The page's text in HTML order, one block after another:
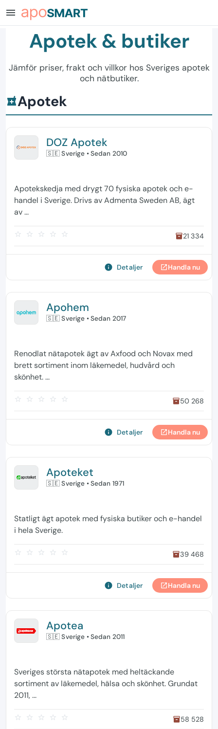
menu
Apotek & butiker
Jämför priser, frakt och villkor hos Sveriges apotek
och nätbutiker.
local_pharmacyApotek
DOZ Apotek
🇸🇪 Sverige • Sedan 2010
Apotekskedja med drygt 70 fysiska apotek och e-
handel i Sverige. Drivs av Admenta Sweden AB, ägt
av ...
star_border star_border star_border star_border star_border inventory21 334
info Detaljer open_in_newHandla nu
Apohem
🇸🇪 Sverige • Sedan 2017
Renodlat nätapotek ägt av Axfood och Novax med
brett sortiment inom läkemedel, hudvård och
skönhet. ...
star_border star_border star_border star_border star_border inventory50 268
info Detaljer open_in_newHandla nu
Apoteket
🇸🇪 Sverige • Sedan 1971
Statligt ägt apotek med fysiska butiker och e-handel
i hela Sverige.
star_border star_border star_border star_border star_border inventory39 468
info Detaljer open_in_newHandla nu
Apotea
🇸🇪 Sverige • Sedan 2011
Sveriges största nätapotek med heltäckande
sortiment av läkemedel, hälsa och skönhet. Grundat
2011, ...
star_border star_border star_border star_border star_border inventory58 528